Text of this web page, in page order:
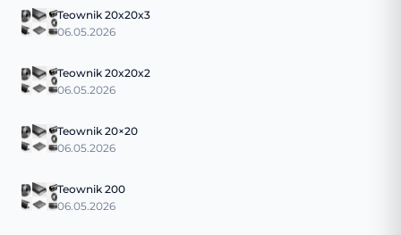
Teownik 20x20x3
06.05.2026
Teownik 20x20x2
06.05.2026
Teownik 20×20
06.05.2026
Teownik 200
06.05.2026